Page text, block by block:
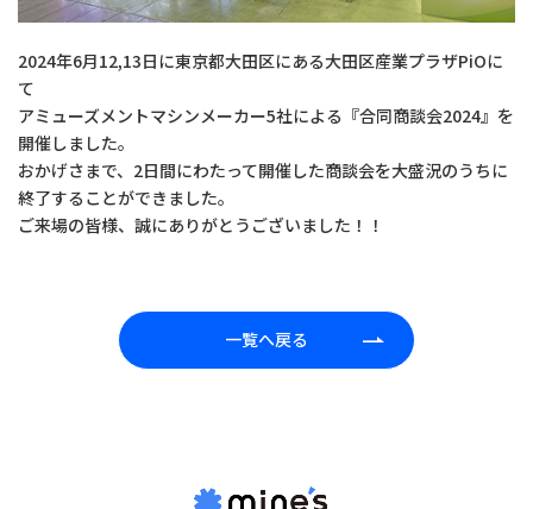
2024年6月12,13日に東京都大田区にある大田区産業プラザPiOに
て
アミューズメントマシンメーカー5社による『合同商談会2024』を
開催しました。
おかげさまで、2日間にわたって開催した商談会を大盛況のうちに
終了することができました。
ご来場の皆様、誠にありがとうございました！！
一覧へ戻る